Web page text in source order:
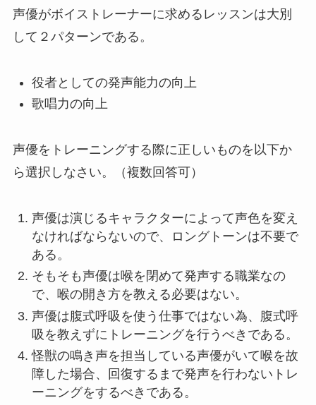
声優がボイストレーナーに求めるレッスンは大別
して２パターンである。
役者としての発声能力の向上
歌唱力の向上
声優をトレーニングする際に正しいものを以下か
ら選択しなさい。（複数回答可）
声優は演じるキャラクターによって声色を変え
なければならないので、ロングトーンは不要で
ある。
そもそも声優は喉を閉めて発声する職業なの
で、喉の開き方を教える必要はない。
声優は腹式呼吸を使う仕事ではない為、腹式呼
吸を教えずにトレーニングを行うべきである。
怪獣の鳴き声を担当している声優がいて喉を故
障した場合、回復するまで発声を行わないトレ
ーニングをするべきである。